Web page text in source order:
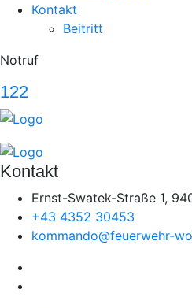
Kontakt
Beitritt
Notruf
122
Kontakt
Ernst-Swatek-Straße 1,
+43 4352 30453
kommando@feuerwehr-